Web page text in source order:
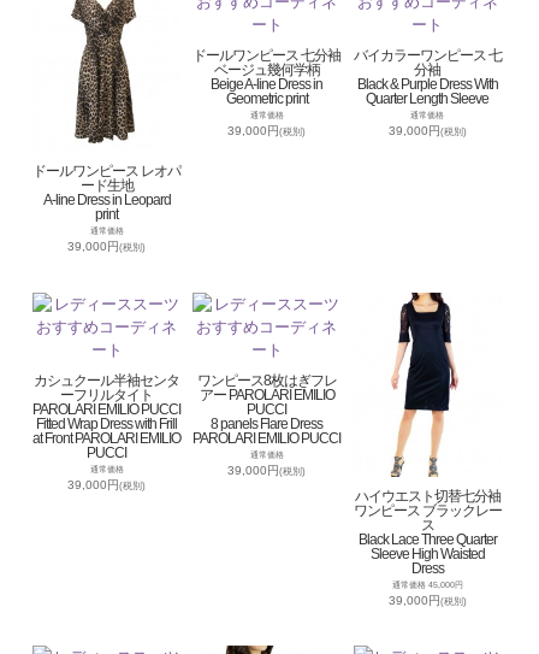
ドールワンピース レオパ
ード生地
A-line Dress in Leopard
print
通常価格
39,000円(税別)
ドールワンピース 七分袖
ベージュ幾何学柄
Beige A-line Dress in
Geometric print
通常価格
39,000円(税別)
バイカラーワンピース 七
分袖
Black & Purple Dress With
Quarter Length Sleeve
通常価格
39,000円(税別)
カシュクール半袖センタ
ーフリルタイト
PAROLARI EMILIO PUCCI
Fitted Wrap Dress with Frill
at Front PAROLARI EMILIO
PUCCI
通常価格
39,000円(税別)
ワンピース8枚はぎフレ
アー PAROLARI EMILIO
PUCCI
8 panels Flare Dress
PAROLARI EMILIO PUCCI
通常価格
39,000円(税別)
ハイウエスト切替七分袖
ワンピース ブラックレー
ス
Black Lace Three Quarter
Sleeve High Waisted
Dress
通常価格 45,000円
39,000円(税別)